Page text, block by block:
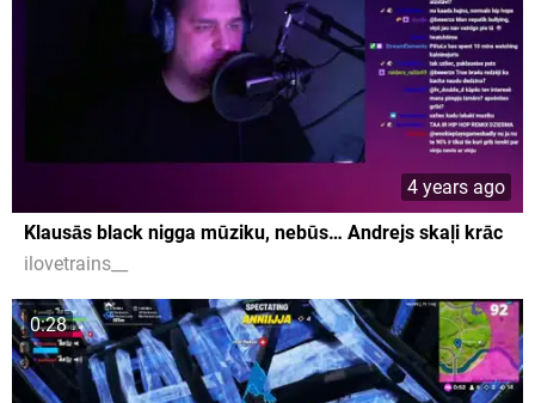
4 years ago
Klausās black nigga mūziku, nebūs… Andrejs skaļi krāc
ilovetrains__
0:28